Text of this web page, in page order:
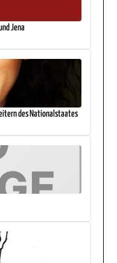
Jena
des Nationalstaates